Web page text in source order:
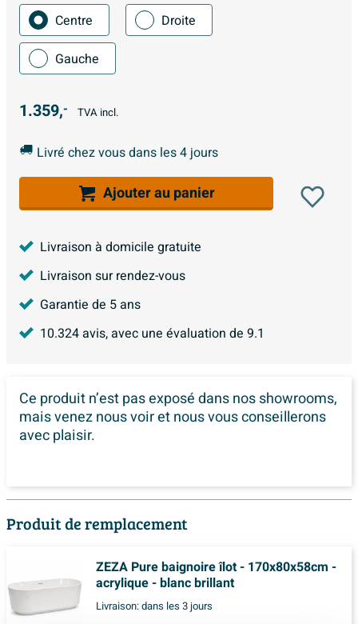
Centre
Droite
Gauche
1.359,- TVA incl.
Livré chez vous dans les 4 jours
Ajouter au panier
Livraison à domicile gratuite
Livraison sur rendez-vous
Garantie de 5 ans
10.324avis, avec une évaluation de 9.1
Ce produit n’est pas exposé dansnos showrooms,
mais venez nous voir et nous vous conseillerons
avec plaisir.
Produit de remplacement
ZEZA Pure baignoire îlot - 170x80x58cm -
acrylique - blanc brillant
Livraison:dans les 3 jours